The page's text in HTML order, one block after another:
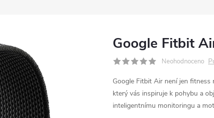
Google Fitbit
Neohodnoceno
Google Fitbit Air není jen fitness
který vás inspiruje k pohybu a
inteligentnímu monitoringu a